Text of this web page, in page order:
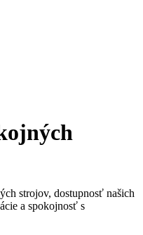
strojov, dostupnosť našich
a spokojnosť s